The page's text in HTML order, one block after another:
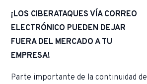
¡LOS CIBERATAQUES VÍA CORREO
ELECTRÓNICO PUEDEN DEJAR
FUERA DEL MERCADO A TU
EMPRESA!
Parte importante de la continuidad de